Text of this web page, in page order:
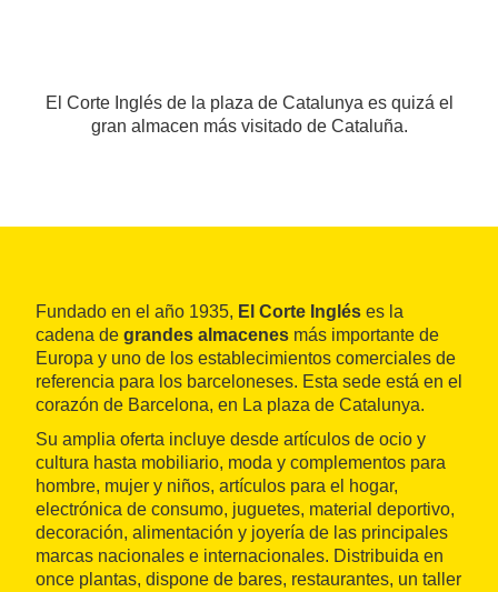
El Corte Inglés de la plaza de Catalunya es quizá el
gran almacen más visitado de Cataluña.
Fundado en el año 1935, El Corte Inglés es la
cadena de grandes almacenes más importante de
Europa y uno de los establecimientos comerciales de
referencia para los barceloneses. Esta sede está en el
corazón de Barcelona, en La plaza de Catalunya.
Su amplia oferta incluye desde artículos de ocio y
cultura hasta mobiliario, moda y complementos para
hombre, mujer y niños, artículos para el hogar,
electrónica de consumo, juguetes, material deportivo,
decoración, alimentación y joyería de las principales
marcas nacionales e internacionales. Distribuida en
once plantas, dispone de bares, restaurantes, un taller